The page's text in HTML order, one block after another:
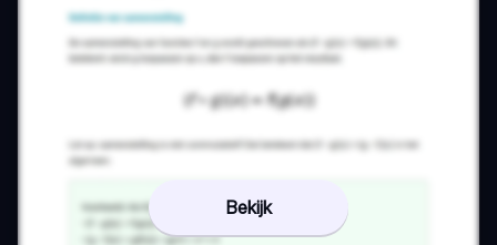
Bekijk